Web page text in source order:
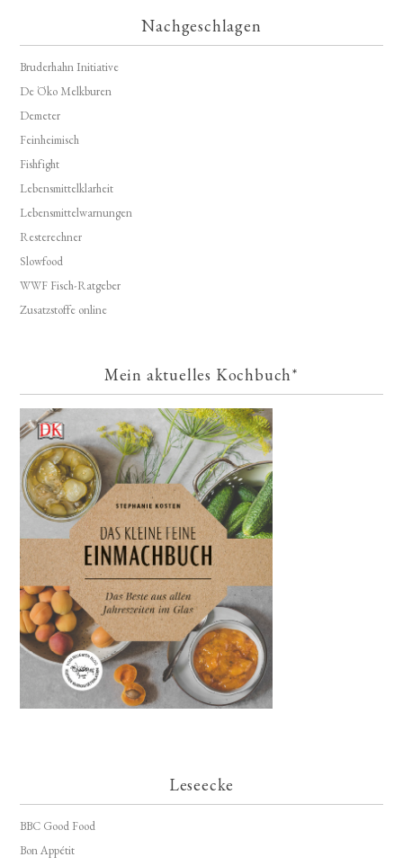
Nachgeschlagen
Bruderhahn Initiative
De Öko Melkburen
Demeter
Feinheimisch
Fishfight
Lebensmittelklarheit
Lebensmittelwarnungen
Resterechner
Slowfood
WWF Fisch-Ratgeber
Zusatzstoffe online
Mein aktuelles Kochbuch*
Leseecke
BBC Good Food
Bon Appétit